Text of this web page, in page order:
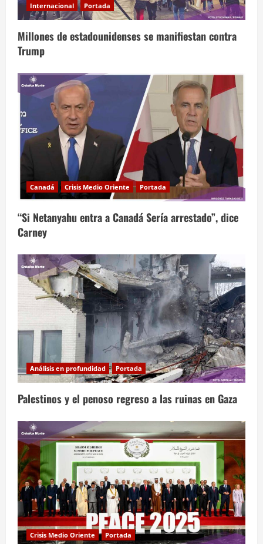
Internacional Portada
Millones de estadounidenses se manifiestan contra
Trump
Canadá Crisis Medio Oriente Portada
“Si Netanyahu entra a Canadá Sería arrestado”, dice
Carney
Análisis en profundidad Portada
Palestinos y el penoso regreso a las ruinas en Gaza
Crisis Medio Oriente Portada